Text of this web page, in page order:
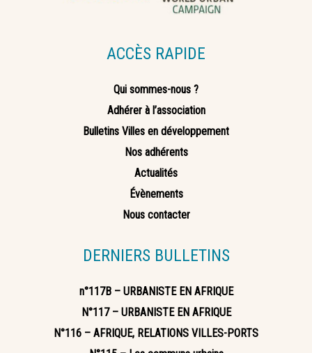
ACCÈS RAPIDE
Qui sommes-nous ?
Adhérer à l’association
Bulletins Villes en développement
Nos adhérents
Actualités
Évènements
Nous contacter
DERNIERS BULLETINS
n°117B – URBANISTE EN AFRIQUE
N°117 – URBANISTE EN AFRIQUE
N°116 – AFRIQUE, RELATIONS VILLES-PORTS